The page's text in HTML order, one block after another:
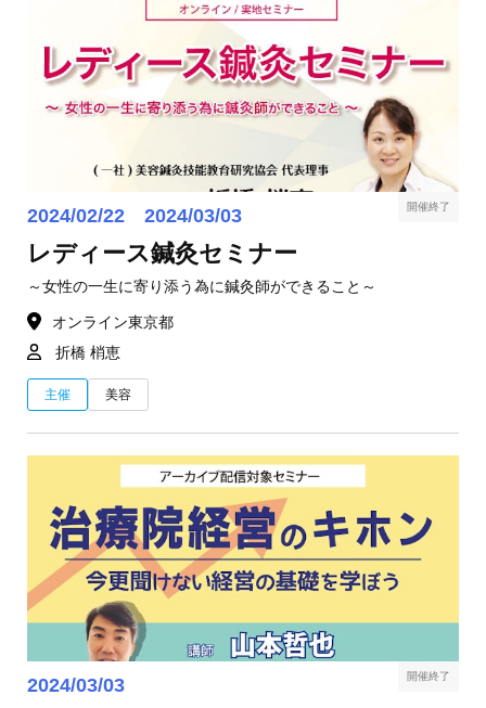
2024/02/22 2024/03/03
レディース鍼灸セミナー
～女性の一生に寄り添う為に鍼灸師ができること～
オンライン東京都
折橋 梢恵
主催 美容
開催終了
2024/03/03 開催終了